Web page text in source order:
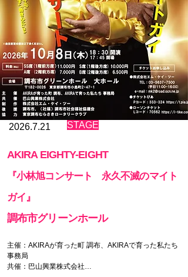
2026.7.21 ​STAGE
AKIRA EIGHTY-EIGHT
『小林旭コンサート 永久不滅のマイト
ガイ』
調布市グリーンホール
主催：AKIRAが育った町 調布、AKIRAで育った私たち
事務局
共催：巴山興業株式会社